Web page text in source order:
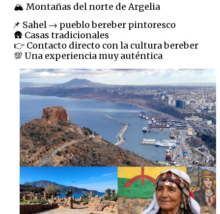
🏔️ Montañas del norte de Argelia
📌 Sahel → pueblo bereber pintoresco
🛖 Casas tradicionales
👉 Contacto directo con la cultura bereber
💯 Una experiencia muy auténtica